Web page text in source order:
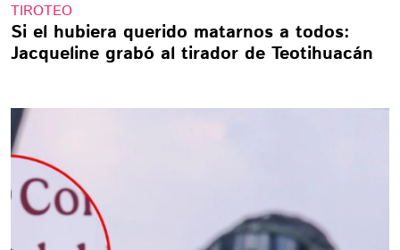
TIROTEO
Si el hubiera querido matarnos a todos:
Jacqueline grabó al tirador de Teotihuacán